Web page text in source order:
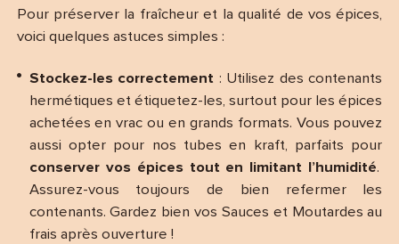
Pour préserver la fraîcheur et la qualité de vos épices,
voici quelques astuces simples :
Stockez-les correctement : Utilisez des contenants
hermétiques et étiquetez-les, surtout pour les épices
achetées en vrac ou en grands formats. Vous pouvez
aussi opter pour nos tubes en kraft, parfaits pour
conserver vos épices tout en limitant l’humidité.
Assurez-vous toujours de bien refermer les
contenants. Gardez bien vos Sauces et Moutardes au
frais après ouverture !